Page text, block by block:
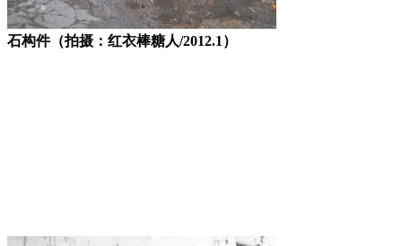
石构件（拍摄：红衣棒糖人/2012.1）